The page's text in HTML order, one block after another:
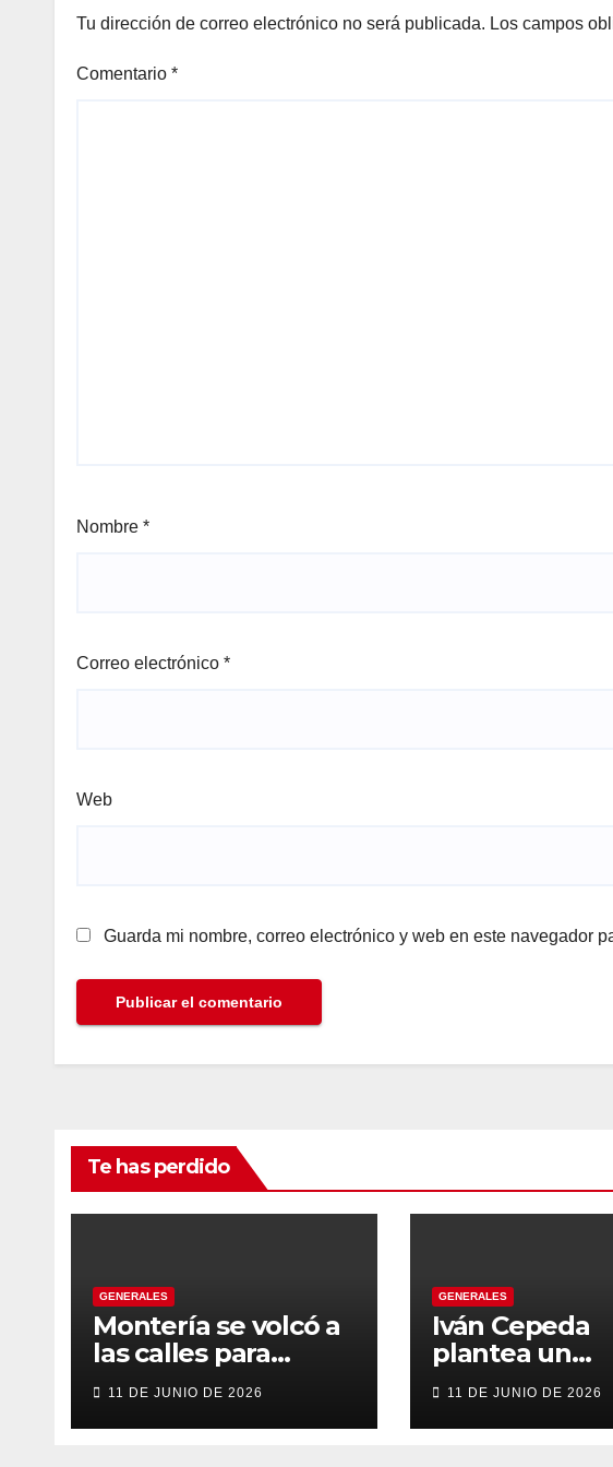
Tu dirección de correo electrónico no será publicada. Los campos
Comentario *
Nombre *
Correo electrónico *
Web
Guarda mi nombre, correo electrónico y web en este navegador
Te has perdido
GENERALES
Montería se volcó a
las calles para
recibir a Abelardo
De la Espriella
11 DE JUNIO DE 2026
GENERALES
Iván Cepeda
plantea un
gobierno de
transición con
énfasis en el
11 DE JUNIO DE 2026